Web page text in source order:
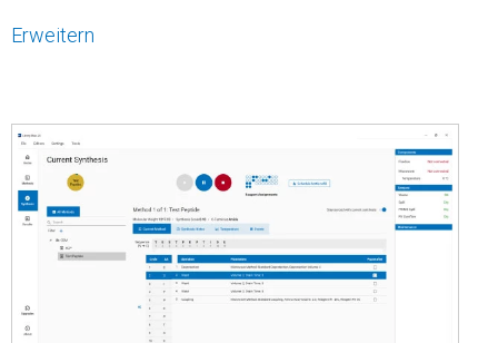
Erweitern